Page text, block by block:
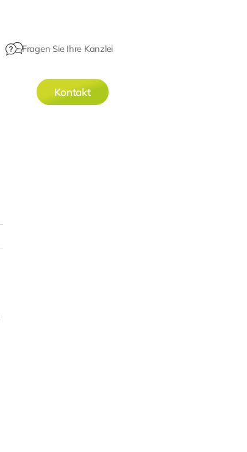
Fragen Sie Ihre Kanzlei
Kontakt